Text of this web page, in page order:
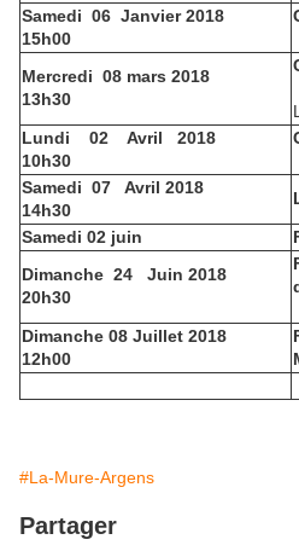
Samedi 06 Janvier 2018
15h00
Mercredi 08 mars 2018
13h30
Lundi
02 Avril
2018
10h30
Samedi 07
Avril 2018
14h30
Samedi 02 juin
Dimanche 24
Juin 2018
20h30
Dimanche 08 Juillet 2018
12h00
#La-Mure-Argens
Partager